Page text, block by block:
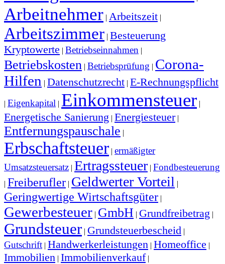
Arbeitnehmer | Arbeitszeit |
Arbeitszimmer | Besteuerung
Kryptowerte | Betriebseinnahmen |
Betriebskosten | Betriebsprüfung | Corona-
Hilfen | Datenschutzrecht | E-Rechnungspflicht
| Eigenkapital | Einkommensteuer |
Energetische Sanierung | Energiesteuer|
Entfernungspauschale |
Erbschaftsteuer | ermäßigter
Umsatzsteuersatz | Ertragssteuer | Fondbesteuerung
| Freiberufler | Geldwerter Vorteil |
Geringwertige Wirtschaftsgüter |
Gewerbesteuer | GmbH | Grundfreibetrag |
Grundsteuer | Grundsteuerbescheid |
Gutschrift | Handwerkerleistungen | Homeoffice |
Immobilien | Immobilienverkauf |